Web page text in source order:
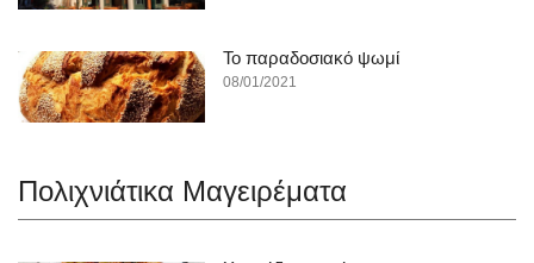
To παραδοσιακό ψωμί
08/01/2021
Πολιχνιάτικα Mαγειρέματα